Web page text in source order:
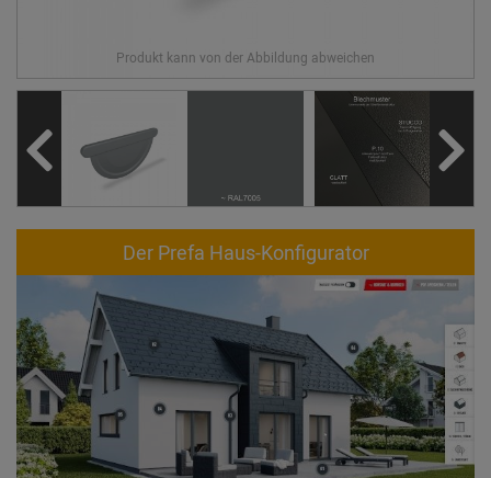
Der Prefa Haus-Konfigurator